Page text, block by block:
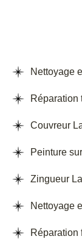
Nettoyage
Réparation
Couvreur
Peinture
Zingueur
Nettoyage
Réparation